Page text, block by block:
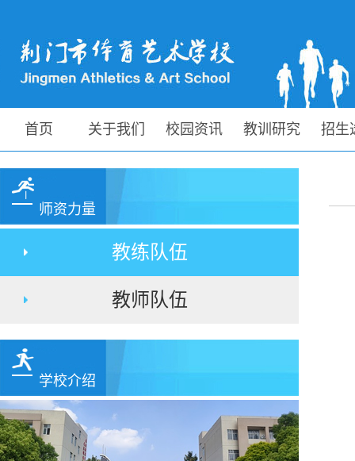
首页 关于我们 校园资讯 教训研究 招生
师资力量
教练队伍
教师队伍
学校介绍